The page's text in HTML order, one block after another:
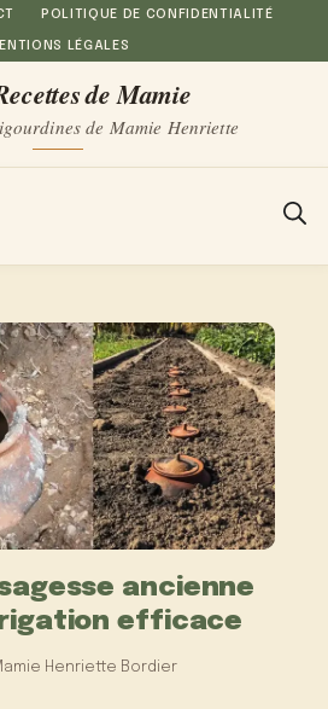
POLITIQUE DE CONFIDENTIALITÉ
LÉGALES
de Mamie
de Mamie Henriette
ancienne
efficace
Henriette Bordier